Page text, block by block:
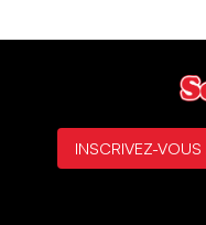
INSCRIVEZ-